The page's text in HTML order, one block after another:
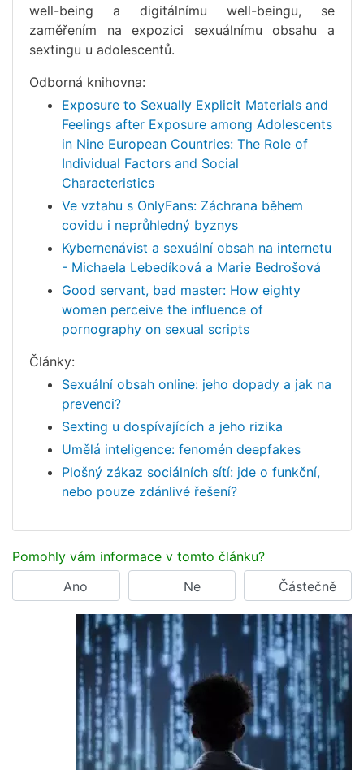
well-being a digitálnímu well-beingu, se
zaměřením na expozici sexuálnímu obsahu a
sextingu u adolescentů.
Odborná knihovna:
Exposure to Sexually Explicit Materials and
Feelings after Exposure among Adolescents
in Nine European Countries: The Role of
Individual Factors and Social
Characteristics
Ve vztahu s OnlyFans: Záchrana během
covidu i neprůhledný byznys
Kybernenávist a sexuální obsah na internetu
- Michaela Lebedíková a Marie Bedrošová
Good servant, bad master: How eighty
women perceive the influence of
pornography on sexual scripts
Články:
Sexuální obsah online: jeho dopady a jak na
prevenci?
Sexting u dospívajících a jeho rizika
Umělá inteligence: fenomén deepfakes
Plošný zákaz sociálních sítí: jde o funkční,
nebo pouze zdánlivé řešení?
Pomohly vám informace v tomto článku?
Ano
Ne Částečně